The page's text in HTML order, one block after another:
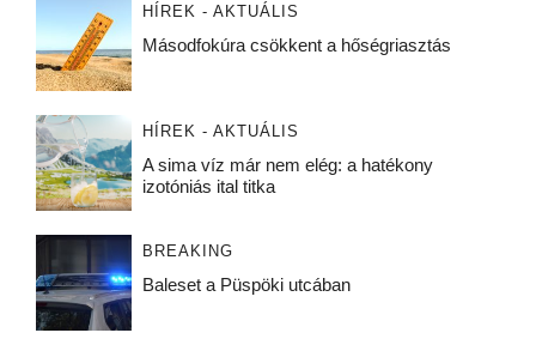
HÍREK - AKTUÁLIS
Másodfokúra csökkent a hőségriasztás
HÍREK - AKTUÁLIS
A sima víz már nem elég: a hatékony
izotóniás ital titka
BREAKING
Baleset a Püspöki utcában